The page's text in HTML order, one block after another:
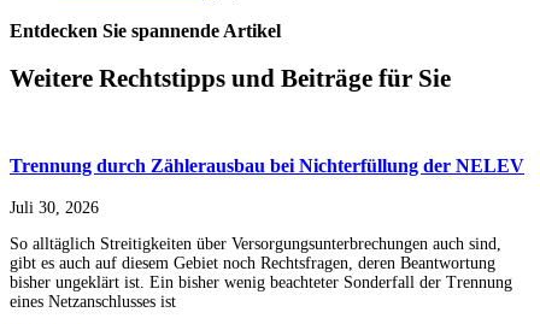
Entdecken Sie spannende Artikel
Weitere Rechtstipps und Beiträge für Sie
Trennung durch Zählerausbau bei Nichterfüllung der NELEV
Juli 30, 2026
So alltäglich Streitigkeiten über Versorgungsunterbrechungen auch sind,
gibt es auch auf diesem Gebiet noch Rechtsfragen, deren Beantwortung
bisher ungeklärt ist. Ein bisher wenig beachteter Sonderfall der Trennung
eines Netzanschlusses ist